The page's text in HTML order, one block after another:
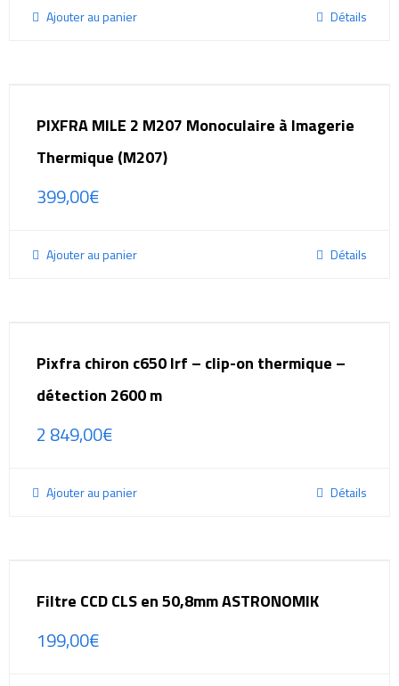
Ajouter au panier Détails
PIXFRA MILE 2 M207 Monoculaire à Imagerie
Thermique (M207)
399,00€
Ajouter au panier Détails
Pixfra chiron c650 lrf – clip-on thermique –
détection 2600 m
2 849,00€
Ajouter au panier Détails
Filtre CCD CLS en 50,8mm ASTRONOMIK
199,00€